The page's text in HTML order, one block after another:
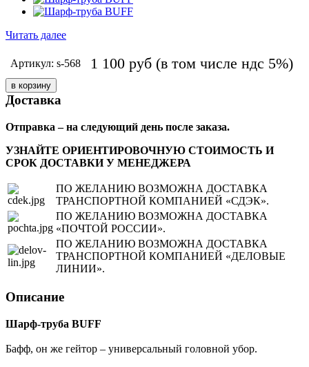
Читать далее
Артикул: s-568 1 100 руб (в том числе ндс 5%)
Доставка
Отправка – на следующий день после заказа.
УЗНАЙТЕ ОРИЕНТИРОВОЧНУЮ СТОИМОСТЬ И
СРОК ДОСТАВКИ У МЕНЕДЖЕРА
ПО ЖЕЛАНИЮ ВОЗМОЖНА ДОСТАВКА
ТРАНСПОРТНОЙ КОМПАНИЕЙ «СДЭК».
ПО ЖЕЛАНИЮ ВОЗМОЖНА ДОСТАВКА
«ПОЧТОЙ РОССИИ».
ПО ЖЕЛАНИЮ ВОЗМОЖНА ДОСТАВКА
ТРАНСПОРТНОЙ КОМПАНИЕЙ «ДЕЛОВЫЕ
ЛИНИИ».
Описание
Шарф-труба BUFF
Бафф, он же гейтор – универсальный головной убор.